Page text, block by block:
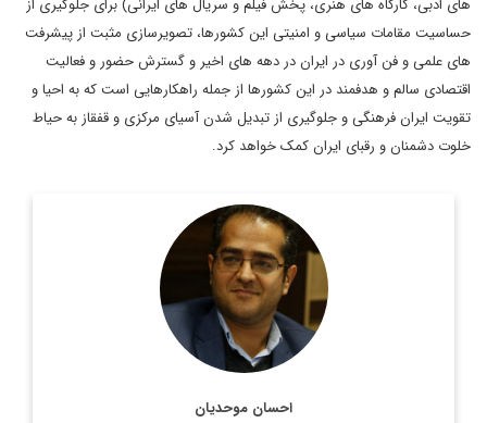
حساسیت مقامات سیاسی و امنیتی این کشورها، تصویرسازی مثبت از پیشرفت
های علمی و فن آوری در ایران در دهه های اخیر و گسترش حضور و فعالیت
اقتصادی سالم و هدفمند در این کشورها از جمله راهکارهایی است که به احیا و
تقویت ایران فرهنگی و جلوگیری از تبدیل شدن آسیای مرکزی و قفقاز به حیاط
خلوت دشمنان و رقبای ایران کمک خواهد کرد.
احسان موحدیان
دکتر احسان موحدیان، مدرس دانشگاه و کارشناس روابط بین الملل
اطلاعات بیشتر